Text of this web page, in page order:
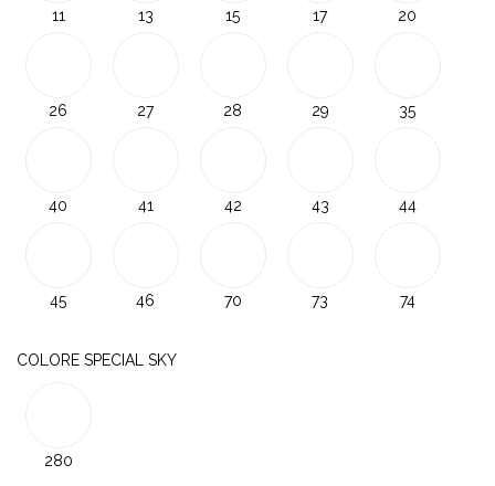
11 13 15 17 20
26 27 28 29 35
40 41 42 43 44
45 46 70 73 74
COLORE SPECIAL SKY
280